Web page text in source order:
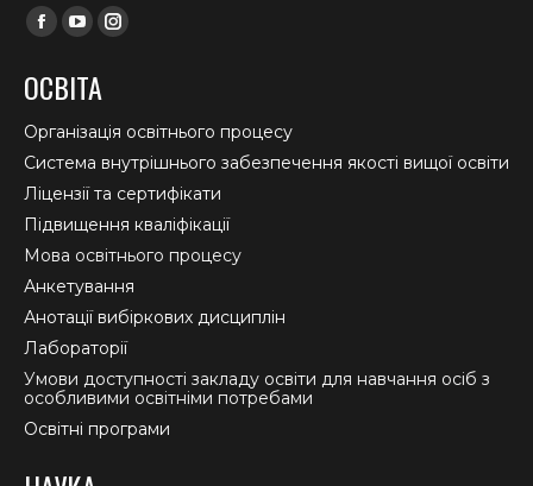
Find us on:
Facebook
opens
in
new
window
YouTube
opens
in
new
window
Instagram
in
new
window
ОСВІТА
Організація освітнього процесу
Система внутрішнього забезпечення якості вищої освіти
Ліцензії та сертифікати
Підвищення кваліфікації
Мова освітнього процесу
Анкетування
Анотації вибіркових дисциплін
Лабораторії
Умови доступності закладу освіти для навчання осіб з
особливими освітніми потребами
Освітні програми